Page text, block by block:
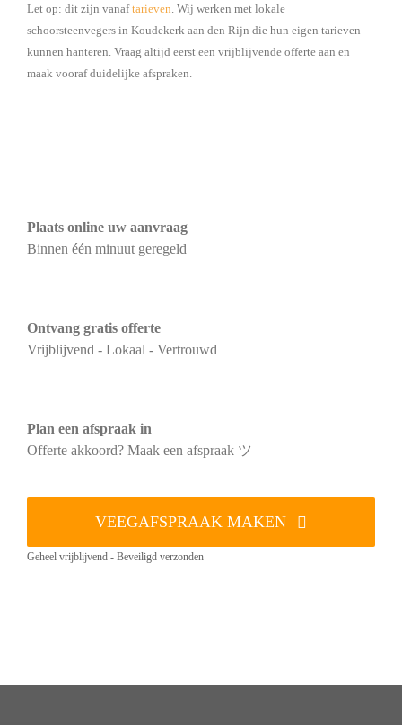
Let op: dit zijn vanaftarieven. Wij werken met lokale
schoorsteenvegers in Koudekerk aan den Rijn die hun eigen tarieven
kunnen hanteren. Vraag altijd eerst een vrijblijvende offerte aan en
maak vooraf duidelijke afspraken.
Plaats online uw aanvraag
Binnen één minuut geregeld
Ontvang gratis offerte
Vrijblijvend - Lokaal - Vertrouwd
Plan een afspraak in
Offerte akkoord? Maak een afspraak ツ
VEEGAFSPRAAK MAKEN
Geheel vrijblijvend - Beveiligd verzonden